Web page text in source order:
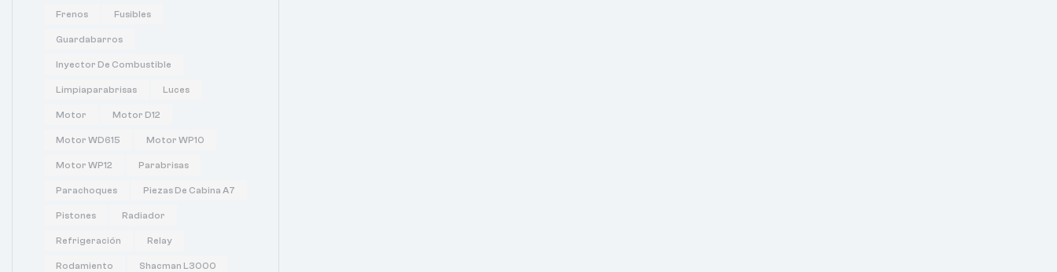
Frenos Fusibles
Guardabarros
Inyector De Combustible
Limpiaparabrisas Luces
Motor Motor D12
Motor WD615 Motor WP10
Motor WP12 Parabrisas
Parachoques Piezas De Cabina A7
Pistones Radiador
Refrigeración Relay
Rodamiento Shacman L3000